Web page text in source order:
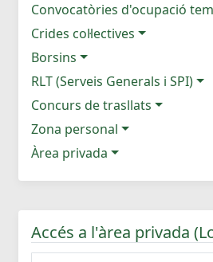
Convocatòries d'ocupació
Crides col·lectives
Borsins
RLT (Serveis Generals i SPI)
Concurs de trasllats
Zona personal
Àrea privada
Accés a l'àrea privada